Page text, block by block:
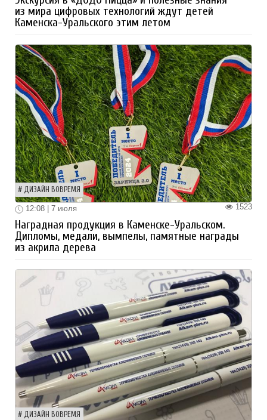
из мира цифровых технологий ждут детей
Каменска-Уральского этим летом
ДИЗАЙН ВОВРЕМЯ
1523
12:08 | 7 июля
Наградная продукция в Каменске-Уральском.
Дипломы, медали, вымпелы, памятные награды
из акрила дерева
ДИЗАЙН ВОВРЕМЯ